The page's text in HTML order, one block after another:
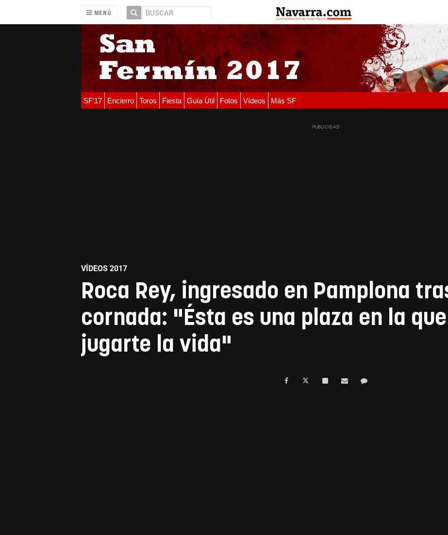
MENÚ
SF'17 Encierro Toros Fiesta Guía Útil Fotos Vídeos Más SF
VÍDEOS 2017
Roca Rey, ingresado en Pamplona
cornada: "Ésta es una plaza en la
jugarte la vida"